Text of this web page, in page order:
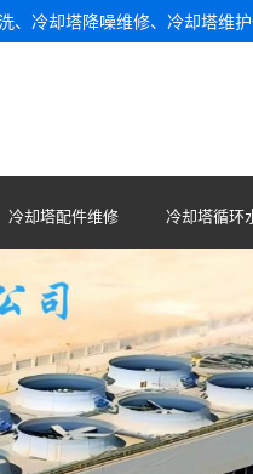
冷却塔降噪维修、冷却塔维护
冷却塔配件维修 冷却塔循环